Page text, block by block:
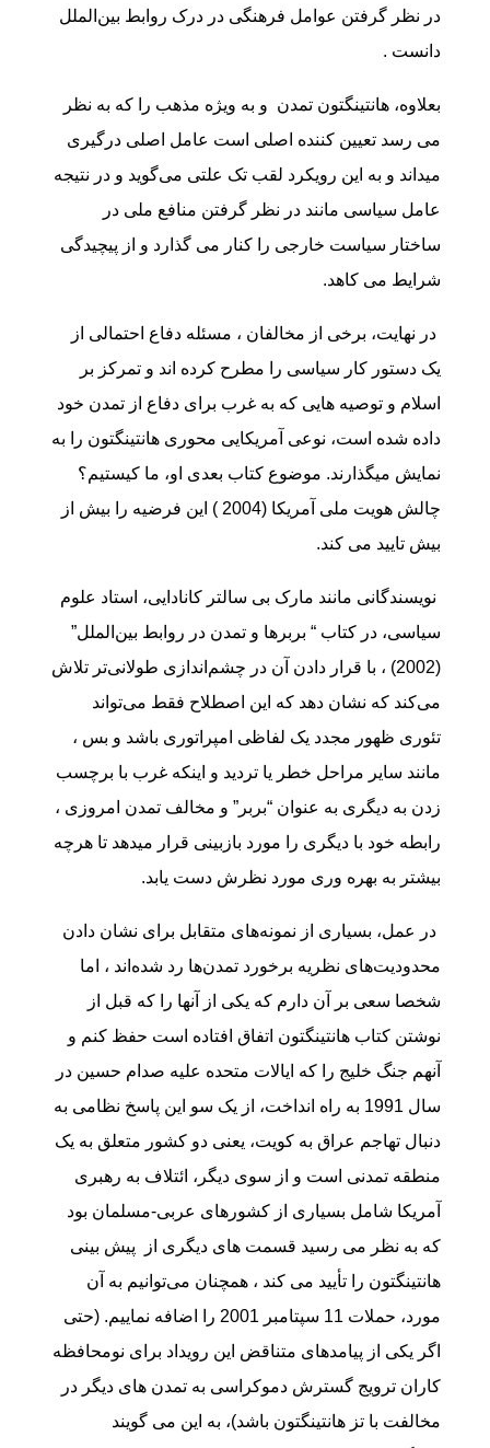
در نظر گرفتن عوامل فرهنگی در درک روابط بین‌الملل
دانست .
بعلاوه، هانتینگتون تمدن و به ویژه مذهب را که به نظر
می رسد تعیین کننده اصلی است عامل اصلی درگیری
میداند و به این رویکرد لقب تک علتی می‌گوید و در نتیجه
عامل سیاسی مانند در نظر گرفتن منافع ملی در
ساختار سیاست خارجی را کنار می گذارد و از پیچیدگی
شرایط می کاهد.
در نهایت، برخی از مخالفان ، مسئله دفاع احتمالی از
یک دستور کار سیاسی را مطرح کرده اند و تمرکز بر
اسلام و توصیه هایی که به غرب برای دفاع از تمدن خود
داده شده است، نوعی آمریکایی محوری هانتینگتون را به
نمایش میگذارند. موضوع کتاب بعدی او، ما کیستیم؟
چالش هویت ملی آمریکا (2004 ) این فرضیه را بیش از
بیش تایید می کند.
نویسندگانی مانند مارک بی سالتر کانادایی، استاد علوم
سیاسی، در کتاب “ بربرها و تمدن در روابط بین‌الملل”
(2002) ، با قرار دادن آن در چشم‌اندازی طولانی‌تر تلاش
می‌کند که نشان دهد که این اصطلاح فقط می‌تواند
تئوری ظهور مجدد یک لفاظی امپراتوری باشد و بس ،
مانند سایر مراحل خطر یا تردید و اینکه غرب با برچسب
زدن به دیگری به عنوان “بربر” و مخالف تمدن امروزی ،
رابطه خود با دیگری را مورد بازبینی قرار میدهد تا هرچه
بیشتر به بهره وری مورد نظرش دست یابد.
در عمل، بسیاری از نمونه‌های متقابل برای نشان دادن
محدودیت‌های نظریه برخورد تمدن‌ها رد شده‌اند ، اما
شخصا سعی بر آن دارم که یکی از آنها را که قبل از
نوشتن کتاب هانتینگتون اتفاق افتاده است حفظ کنم و
آنهم جنگ خلیج را که ایالات متحده علیه صدام حسین در
سال 1991 به راه انداخت، از یک سو این پاسخ نظامی به
دنبال تهاجم عراق به کویت، یعنی دو کشور متعلق به یک
منطقه تمدنی است و از سوی دیگر، ائتلاف به رهبری
آمریکا شامل بسیاری از کشورهای عربی-مسلمان بود
که به نظر می رسید قسمت های دیگری از پیش بینی
هانتینگتون را تأیید می کند ، همچنان می‌توانیم به آن
مورد، حملات 11 سپتامبر 2001 را اضافه نماییم. (حتی
اگر یکی از پیامدهای متناقض این رویداد برای نومحافظه
کاران ترویج گسترش دموکراسی به تمدن های دیگر در
مخالفت با تز هانتینگتون باشد)، به این می گویند